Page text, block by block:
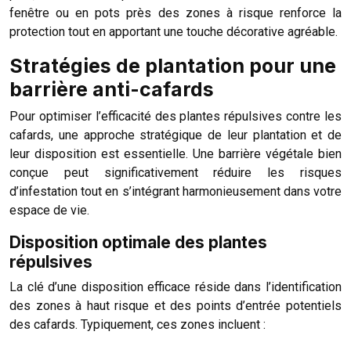
fenêtre ou en pots près des zones à risque renforce la
protection tout en apportant une touche décorative agréable.
Stratégies de plantation pour une
barrière anti-cafards
Pour optimiser l’efficacité des plantes répulsives contre les
cafards, une approche stratégique de leur plantation et de
leur disposition est essentielle. Une barrière végétale bien
conçue peut significativement réduire les risques
d’infestation tout en s’intégrant harmonieusement dans votre
espace de vie.
Disposition optimale des plantes
répulsives
La clé d’une disposition efficace réside dans l’identification
des zones à haut risque et des points d’entrée potentiels
des cafards. Typiquement, ces zones incluent :